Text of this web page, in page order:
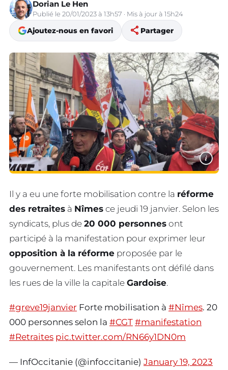
Dorian Le Hen
Publié le 20/01/2023 à 13h57 · Mis à jour à 15h24
Ajoutez-nous en favori share Partager
i
Il y a eu une forte mobilisation contre la réforme
des retraites à Nîmes ce jeudi 19 janvier. Selon les
syndicats, plus de 20 000 personnes ont
participé à la manifestation pour exprimer leur
opposition à la réforme proposée par le
gouvernement. Les manifestants ont défilé dans
les rues de la ville la capitale Gardoise.
#greve19janvier Forte mobilisation à #Nîmes. 20
000 personnes selon la #CGT #manifestation
#Retraites pic.twitter.com/RN66y1DN0m
— InfOccitanie (@infoccitanie) January 19, 2023